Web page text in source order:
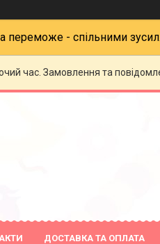
переможе - спільними
час. Замовлення та
ДОСТАВКА ТА ОПЛАТА